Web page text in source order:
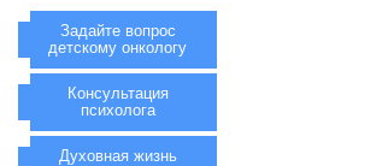
Задайте вопрос
детскому онкологу
Консультация
психолога
Духовная жизнь